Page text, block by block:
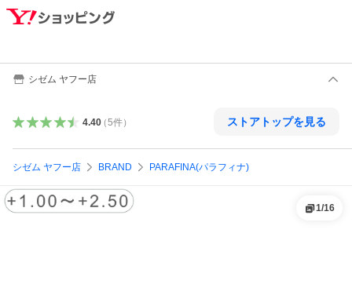
シゼム ヤフー店
4.40（5件） ストアトップを見る
シゼム ヤフー店 BRAND PARAFINA(パラフィナ)
1/16